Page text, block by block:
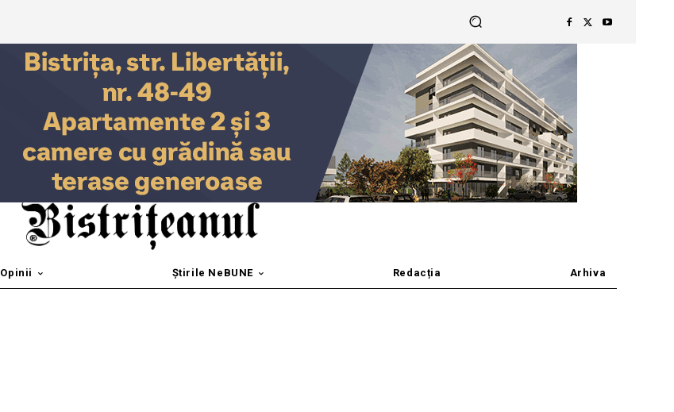
Opinii Știrile NeBUNE Redacția Arhiva